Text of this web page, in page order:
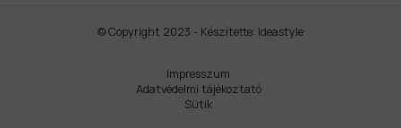
© Copyright 2023 - Készítette: Ideastyle
Impresszum
Adatvédelmi tájékoztató
Sütik